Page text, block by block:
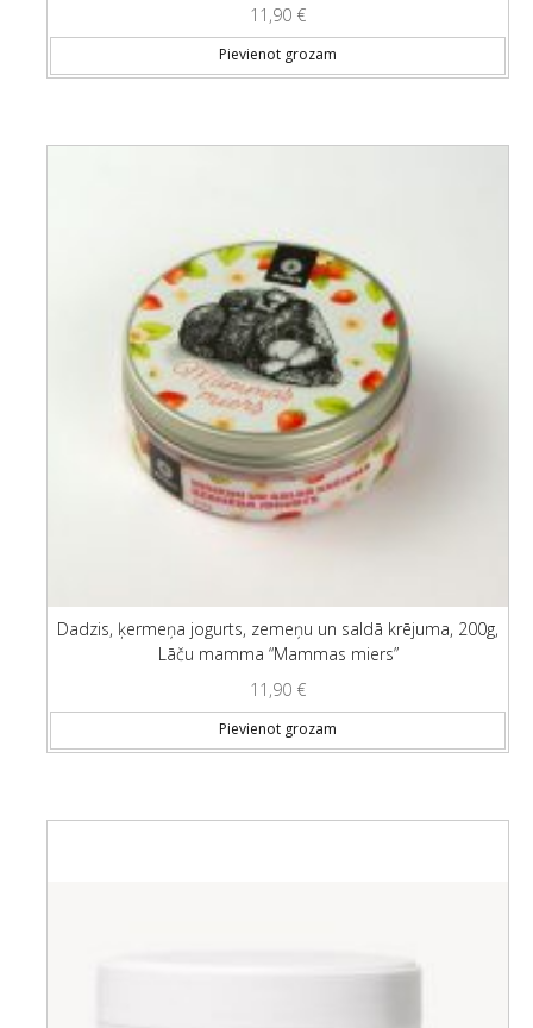
11,90 €
Pievienot grozam
Dadzis, ķermeņa jogurts, zemeņu un saldā krējuma, 200g,
Lāču mamma “Mammas miers”
11,90 €
Pievienot grozam